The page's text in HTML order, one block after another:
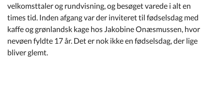
velkomsttaler og rundvisning, og besøget varede i alt en
times tid. Inden afgang var der inviteret til fødselsdag med
kaffe og grønlandsk kage hos Jakobine Onæsmussen, hvor
nevøen fyldte 17 år. Det er nok ikke en fødselsdag, der lige
bliver glemt.